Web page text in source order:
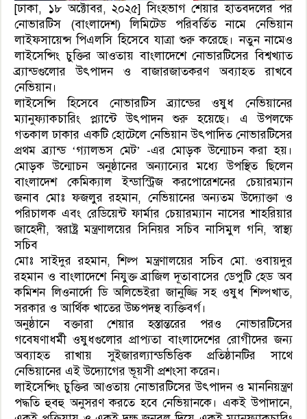
[ঢাকা, ১৮ অক্টোবর, ২০২৫] সিংহভাগ শেয়ার হাতবদলের পর
নোভারটিস (বাংলাদেশ) লিমিটেড পরিবর্তিত নামে নেভিয়ান
লাইফসায়েন্স পিএলসি হিসেবে যাত্রা শুরু করেছে। নতুন নামেও
লাইসেন্সিং চুক্তির আওতায় বাংলাদেশে নোভারটিসের বিশ্বখ্যাত
ব্র্যান্ডগুলোর উৎপাদন ও বাজারজাতকরণ অব‍্যাহত রাখবে
নেভিয়ান।
লাইসেন্সি হিসেবে নোভারটিস ব্র্যান্ডের ওষুধ নেভিয়ানের
ম্যানুফ্যাকচারিং প্ল‍্যান্টে উৎপাদন শুরু হয়েছে। এ উপলক্ষে
গতকাল ঢাকার একটি হোটেলে নেভিয়ান উৎপাদিত নোভারটিসের
প্রথম ব্র্যান্ড ‘গ্যালভস মেট’ -এর মোড়ক উন্মোচন করা হয়।
মোড়ক উন্মোচন অনুষ্ঠানের অন্যান্যের মধ্যে উপস্থিত ছিলেন
বাংলাদেশ কেমিক্যাল ইন্ডাস্ট্রিজ করপোরেশনের চেয়ারম্যান
জনাব মোঃ ফজলুর রহমান, নেভিয়ানের অন্যতম উদ্যোক্তা ও
পরিচালক এবং রেডিয়েন্ট ফার্মার চেয়ারম্যান নাসের শাহরিয়ার
জাহেদী, স্বরাষ্ট্র মন্ত্রণালয়ের সিনিয়র সচিব নাসিমুল গনি, স্বাস্থ্য
সচিব
মোঃ সাইদুর রহমান, শিল্প মন্ত্রণালয়ের সচিব মো. ওবায়দুর
রহমান ও বাংলাদেশে নিযুক্ত ব্রাজিল দূতাবাসের ডেপুটি হেড অব
কমিশন লিওনার্দো ডি অলিভেইরা জানুজ্জি সহ ওষুধ শিল্পখাত,
সরকার ও আর্থিক খাতের উচ্চপদস্থ ব্যক্তিবর্গ।
অনুষ্ঠানে বক্তারা শেয়ার হস্তান্তরের পরও নোভারটিসের
গবেষণাধর্মী ওষুধগুলোর প্রাপ্যতা বাংলাদেশের রোগীদের জন্য
অব্যাহত রাখায় সুইজারল্যান্ডভিত্তিক প্রতিষ্ঠানটির সাথে
নেভিয়ানের এই উদ্যোগের ভূয়সী প্রশংসা করেন।
লাইসেন্সিং চুক্তির আওতায় নোভারটিসের উৎপাদন ও মাননিয়ন্ত্রণ
পদ্ধতি হুবহু অনুসরণ করতে হবে নেভিয়ানকে। একই উপাদানে,